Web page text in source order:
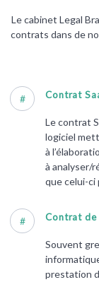
Le cabinet Legal
contrats dans de
# Contrat
Le contrat
logiciel
à
à analyser/
que celui-ci
# Contrat de
Souvent
prestation